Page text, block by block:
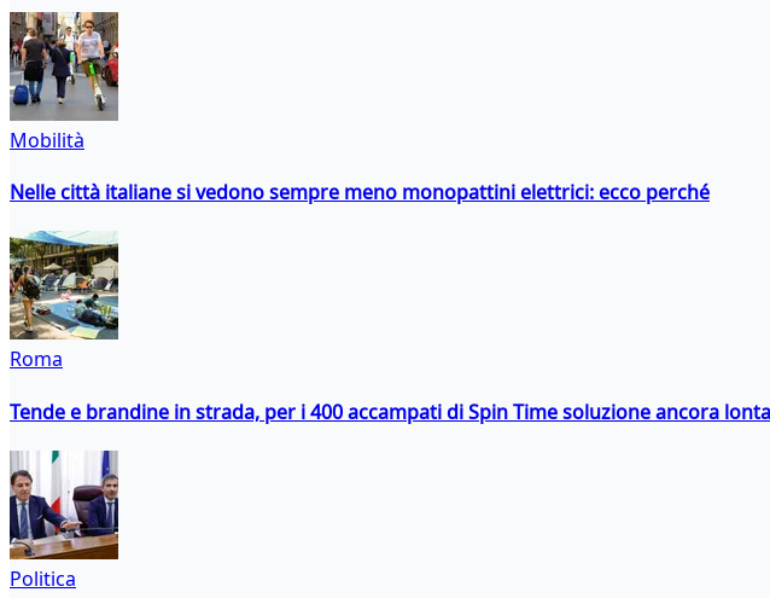
Mobilità
Nelle città italiane si vedono sempre meno monopattini elettrici: ecco perché
Roma
Tende e brandine in strada, per i 400 accampati di Spin Time soluzione ancora
Politica